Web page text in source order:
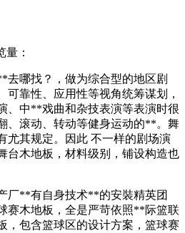
量：
去哪找？，做为综合型的地区剧
可靠性、应用性等视角统筹谋划，
、中**戏曲和杂技表演等表演时很
、滚动、转动等健身运动的**。舞
尤其规定。因此 不一样的剧场演
台木地板，材料级别，铺设构造也
厂**有自身技术**的安裝精英团
赛木地板，全是严苛依照**际篮联
，包含篮球区的设计方案，篮球赛